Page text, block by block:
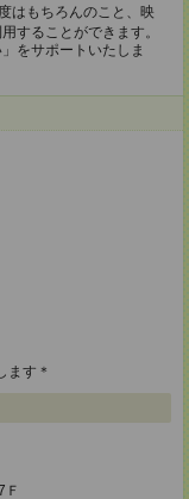
はもちろんのこと、映
することができます。
をサポートいたしま
ます＊